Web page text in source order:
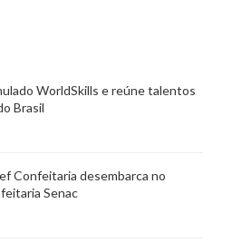
WorldSkills e reúne talentos
Brasil
Confeitaria desembarca no
Senac